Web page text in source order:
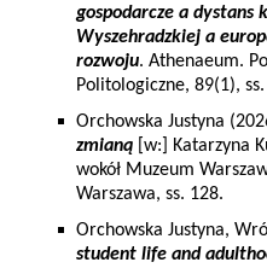
gospodarcze a
Wyszehradzkiej a
rozwoju. Athenaeum.
Politologiczne, 89(1),
Orchowska Justyna
zmianą [w:] Katarzyna
wokół Muzeum
Warszawa, ss. 128.
Orchowska Justyna,
student life and